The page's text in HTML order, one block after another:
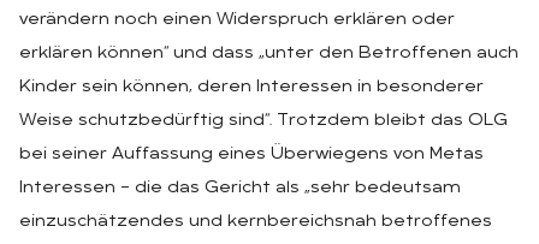
verändern noch einen Widerspruch erklären oder
erklären können“ und dass „unter den Betroffenen auch
Kinder sein können, deren Interessen in besonderer
Weise schutzbedürftig sind“. Trotzdem bleibt das OLG
bei seiner Auffassung eines Überwiegens von Metas
Interessen – die das Gericht als „sehr bedeutsam
einzuschätzendes und kernbereichsnah betroffenes